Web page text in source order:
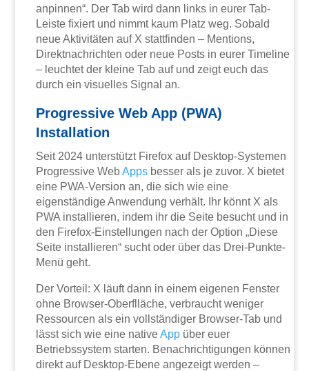
anpinnen“. Der Tab wird dann links in eurer Tab-
Leiste fixiert und nimmt kaum Platz weg. Sobald
neue Aktivitäten auf X stattfinden – Mentions,
Direktnachrichten oder neue Posts in eurer Timeline
– leuchtet der kleine Tab auf und zeigt euch das
durch ein visuelles Signal an.
Progressive Web App (PWA)
Installation
Seit 2024 unterstützt Firefox auf Desktop-Systemen
Progressive WebApps besser als je zuvor. X bietet
eine PWA-Version an, die sich wie eine
eigenständige Anwendung verhält. Ihr könnt X als
PWA installieren, indem ihr die Seite besucht und in
den Firefox-Einstellungen nach der Option „Diese
Seite installieren“ sucht oder über das Drei-Punkte-
Menü geht.
Der Vorteil: X läuft dann in einem eigenen Fenster
ohne Browser-Oberflläche, verbraucht weniger
Ressourcen als ein vollständiger Browser-Tab und
lässt sich wie eine nativeApp über euer
Betriebssystem starten. Benachrichtigungen können
direkt auf Desktop-Ebene angezeigt werden –